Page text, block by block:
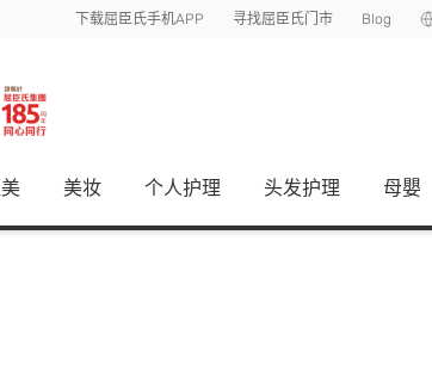
下载屈臣氏手机APP 寻找屈臣氏门市 Blog
美妆 个人护理 头发护理 母嬰